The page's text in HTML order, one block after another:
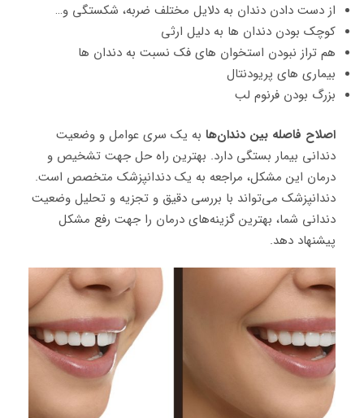
از دست دادن دندان به دلایل مختلف ضربه، شکستگی و…
کوچک بودن دندان ها به دلیل ارثی
هم تراز نبودن استخوان های فک نسبت به دندان ها
بیماری های پریودنتال
بزرگ بودن فرنوم لب
اصلاح فاصله بین دندانها به یک سری عوامل و وضعیت
دندانی بیمار بستگی دارد. بهترین راه حل جهت تشخیص و
درمان این مشکل، مراجعه به یک دندانپزشک متخصص است.
دندانپزشک می‌تواند با بررسی دقیق و تجزیه و تحلیل وضعیت
دندانی شما، بهترین گزینه‌های درمان را جهت رفع مشکل
پیشنهاد دهد.